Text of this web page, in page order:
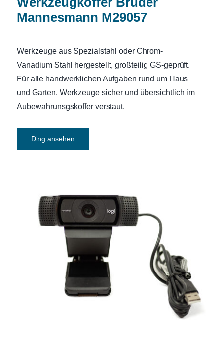
Mannesmann M29057
Werkzeuge aus Spezialstahl oder Chrom-
Vanadium Stahl hergestellt, großteilig GS-geprüft.
Für alle handwerklichen Aufgaben rund um Haus
und Garten. Werkzeuge sicher und übersichtlich im
Aubewahrunsgskoffer verstaut.
Ding ansehen
Webcam Logitech